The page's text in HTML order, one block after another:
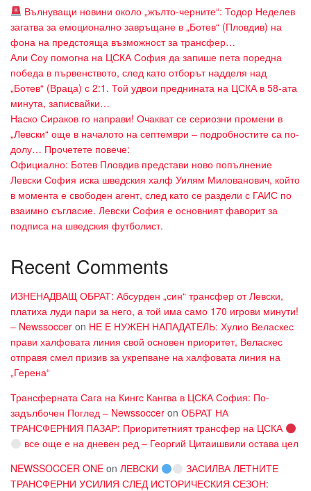
Вълнуващи новини около „жълто-черните“: Тодор Неделев
загатва за емоционално завръщане в „Ботев“ (Пловдив) на
фона на предстояща възможност за трансфер…
Али Соу помогна на ЦСКА София да запише пета поредна
победа в първенството, след като отборът надделя над
„Ботев“ (Враца) с 2:1. Той удвои преднината на ЦСКА в 58-ата
минута, записвайки…
Наско Сираков го направи! Очакват се сериозни промени в
„Левски“ още в началото на септември – подробностите са по-
долу… Прочетете повече:
Официално: Ботев Пловдив представи ново попълнение
Левски София иска шведския халф Уилям Милованович, който
в момента е свободен агент, след като се раздели с ГАИС по
взаимно съгласие. Левски София е основният фаворит за
подписа на шведския футболист.
Recent Comments
ИЗНЕНАДВАЩ ОБРАТ: Абсурден „син“ трансфер от Левски,
платиха луди пари за него, а той има само 170 игрови минути!
– Newssoccer on НЕ Е НУЖЕН НАПАДАТЕЛЬ: Хулио Веласкес
прави халфовата линия свой основен приоритет, Веласкес
отправя смел призив за укрепване на халфовата линия на
„Герена“
Трансферната Сага на Кингс Кангва в ЦСКА София: По-
задълбочен Поглед – Newssoccer on ОБРАТ НА
ТРАНСФЕРНИЯ ПАЗАР: Приоритетният трансфер на ЦСКА
все още е на дневен ред – Георгий Цитаишвили остава цел
NEWSSOCCER ONE on ЛЕВСКИ
ЗАСИЛВА ЛЕТНИТЕ
ТРАНСФЕРНИ УСИЛИЯ СЛЕД ИСТОРИЧЕСКИЯ СЕЗОН: